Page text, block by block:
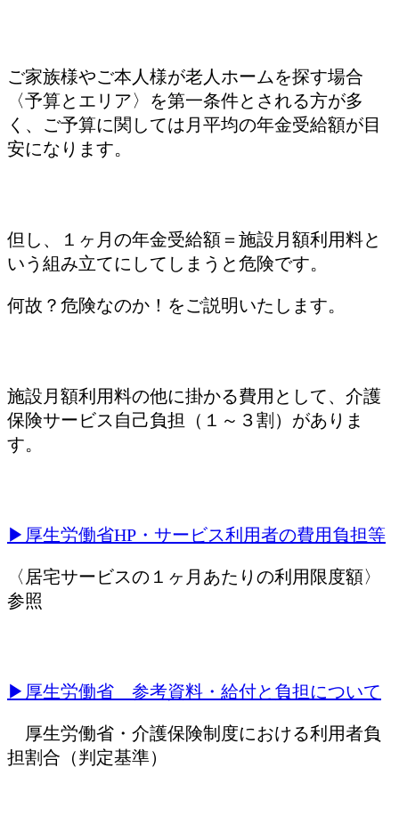
ご家族様やご本人様が老人ホームを探す場合
〈予算とエリア〉を第一条件とされる方が多
く、ご予算に関しては月平均の年金受給額が目
安になります。
但し、１ヶ月の年金受給額＝施設月額利用料と
いう組み立てにしてしまうと危険です。
何故？危険なのか！をご説明いたします。
施設月額利用料の他に掛かる費用として、介護
保険サービス自己負担（１～３割）がありま
す。
▶厚生労働省HP・サービス利用者の費用負担等
〈居宅サービスの１ヶ月あたりの利用限度額〉
参照
▶厚生労働省 参考資料・給付と負担について
厚生労働省・介護保険制度における利用者負
担割合（判定基準）